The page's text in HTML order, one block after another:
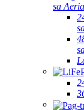
sa